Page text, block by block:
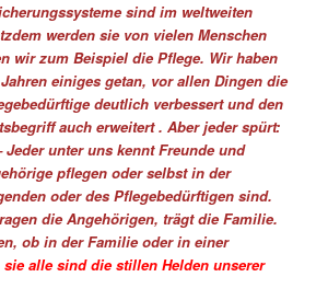
sind im weltweiten
werden sie von vielen Menschen
wir zum Beispiel die Pflege. Wir haben
einiges getan, vor allen Dingen die
deutlich verbessert und den
auch erweitert . Aber jeder spürt:
unter uns kennt Freunde und
pflegen oder selbst in der
oder des Pflegebedürftigen sind.
die Angehörigen, trägt die Familie.
ob in der Familie oder in einer
sie alle sind die stillen Helden unserer